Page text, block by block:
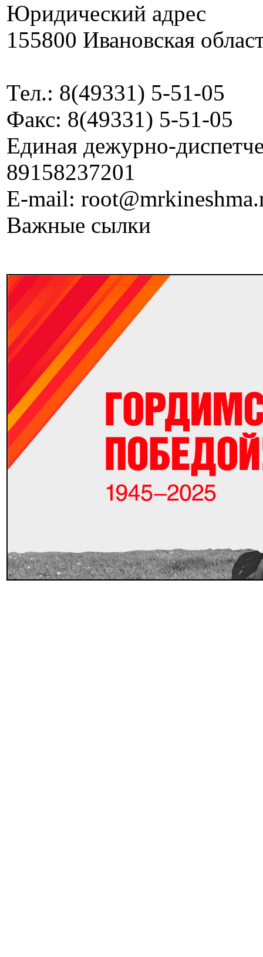
Юридический адрес
155800 Ивановская
Тел.: 8(49331) 5-51-05
Факс: 8(49331) 5-51-05
Единая дежурно-
89158237201
E-mail:
Важные сылки